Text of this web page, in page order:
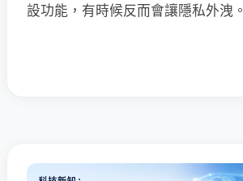
設功能，有時候反而會讓隱私外洩。